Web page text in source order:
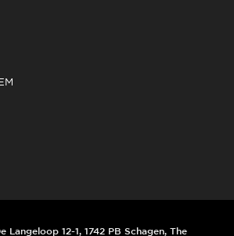
Langeloop 12-1, 1742 PB Schagen, The